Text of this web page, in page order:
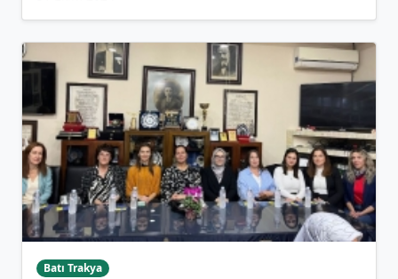
Batı Trakya